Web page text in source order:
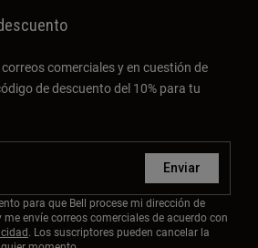
comerciales y en cuestión de
de descuento del 10% para tu
Enviar
para que Bell procese mi dirección de
envíe correos comerciales de acuerdo con
. Los suscriptores pueden cancelar la